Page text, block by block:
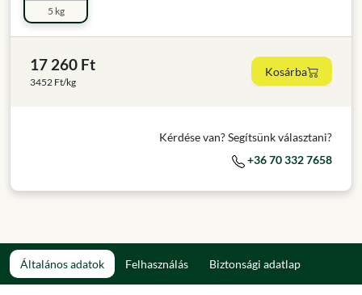
5 kg
17 260 Ft
3452 Ft/kg
Kosárba
Kérdése van? Segítsünk választani?
+36 70 332 7658
Általános adatok Felhasználás Biztonsági adatlap